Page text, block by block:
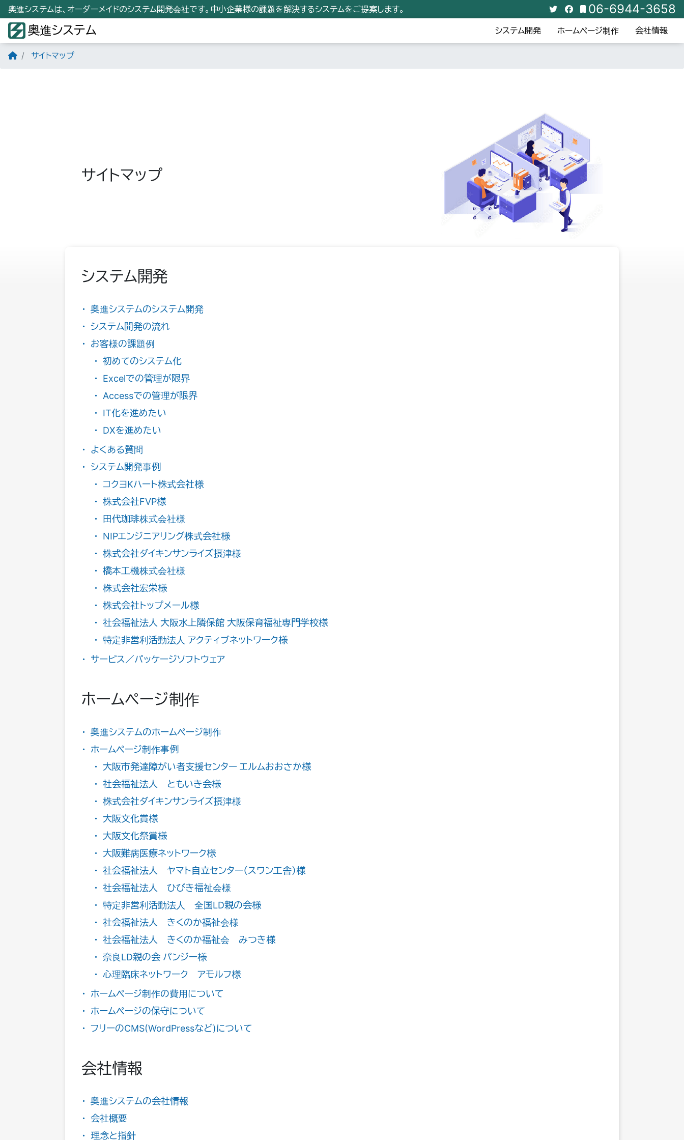
奥進システムは、オーダーメイドのシステム開発会社です。中小企業様の課題を解決するシステムをご提案します。
06-6944-3658
奥進システム
システム開発 ホームページ制作 会社情報
サイトマップ
サイトマップ
システム開発
奥進システムのシステム開発
システム開発の流れ
お客様の課題例
初めてのシステム化
Excelでの管理が限界
Accessでの管理が限界
IT化を進めたい
DXを進めたい
よくある質問
システム開発事例
コクヨKハート株式会社様
株式会社FVP様
田代珈琲株式会社様
NIPエンジニアリング株式会社様
株式会社ダイキンサンライズ摂津様
橋本工機株式会社様
株式会社宏栄様
株式会社トップメール様
社会福祉法人 大阪水上隣保館 大阪保育福祉専門学校様
特定非営利活動法人 アクティブネットワーク様
サービス／パッケージソフトウェア
ホームページ制作
奥進システムのホームページ制作
ホームページ制作事例
大阪市発達障がい者支援センター エルムおおさか様
社会福祉法人 ともいき会様
株式会社ダイキンサンライズ摂津様
大阪文化賞様
大阪文化祭賞様
大阪難病医療ネットワーク様
社会福祉法人 ヤマト自立センター（スワン工舎）様
社会福祉法人 ひびき福祉会様
特定非営利活動法人 全国LD親の会様
社会福祉法人 きくのか福祉会様
社会福祉法人 きくのか福祉会 みつき様
奈良LD親の会 パンジー様
心理臨床ネットワーク アモルフ様
ホームページ制作の費用について
ホームページの保守について
フリーのCMS(WordPressなど)について
会社情報
奥進システムの会社情報
会社概要
理念と指針